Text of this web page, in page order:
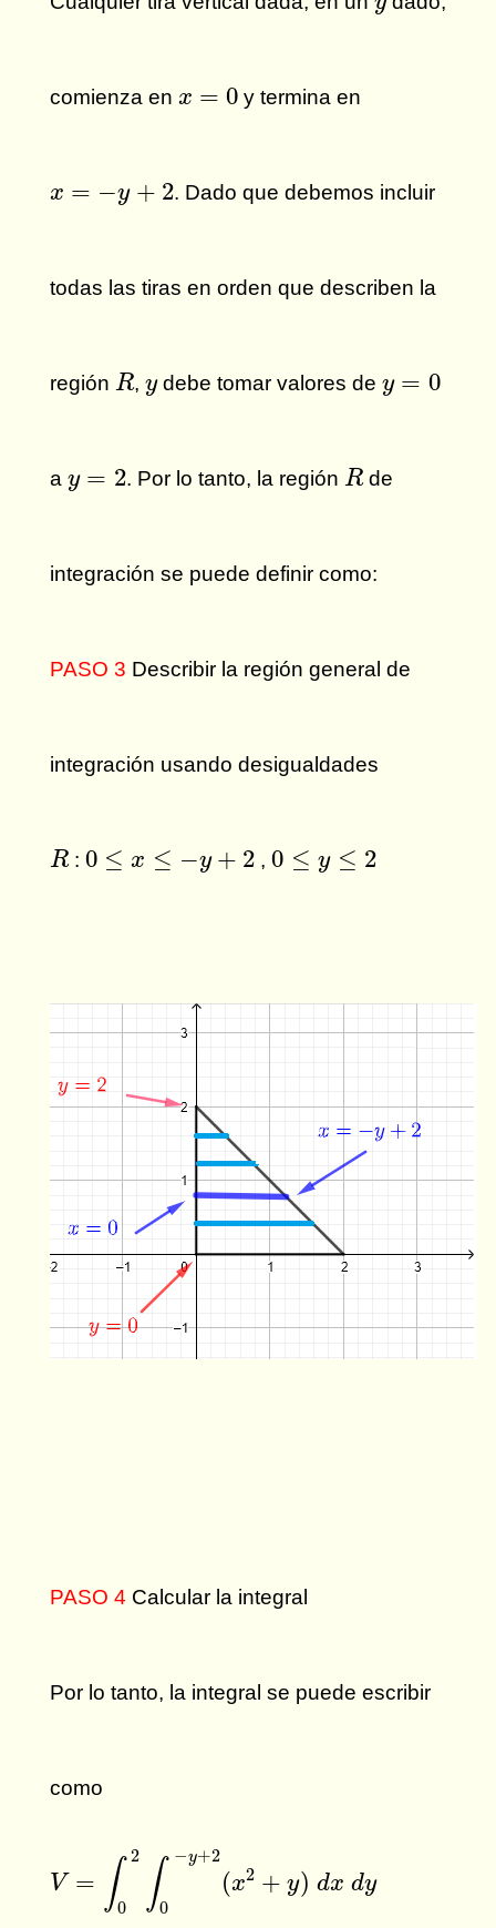
comienza en x = 0
x= y termina en
x = −y + 2
x= 2 . Dado que debemos incluir
todas las tiras en orden que describen la
región R
R, y
ydebe tomar valores de y = 0
y=
a y = 2
y= . Por lo tanto, la región R
Rde
integración se puede definir como:
PASO 3 Describir la región general de
integración usando desigualdades
R
R: 0 ≤ x ≤ −y + 2
0 ≤x ≤− y+ ,0 ≤ y ≤ 2
0 ≤y ≤2
PASO 4 Calcular la integral
Por lo tanto, la integral se puede escribir
como
V = ∫
2
0 ∫
−y+2
0
(x2 + y) dx dy
∫0− y+2(x2